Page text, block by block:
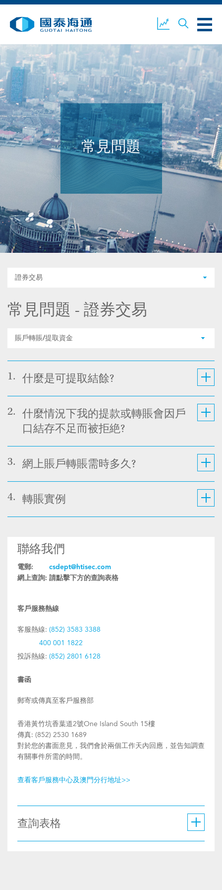
業務概覽 公司新聞
環境、社會及企業管治 國泰海通證券 聯絡我們
常見問題
證券交易
常見問題 - 證券交易
賬戶轉賬/提取資金
1. 什麼是可提取結餘?
2.
什麼情況下我的提款或轉賬會因戶
口結存不足而被拒絶?
3. 網上賬戶轉賬需時多久?
4. 轉賬實例
聯絡我們
電郵:
csdept@htisec.com
網上查詢: 請點擊下方的查詢表格
客戶服務熱線
客服熱線: (852) 3583 3388
400 001 1822
投訴熱線: (852) 2801 6128
書函
郵寄或傳真至客戶服務部
香港黃竹坑香葉道2號One Island South 15樓
傳真: (852) 2530 1689
對於您的書面意見，我們會於兩個工作天內回應，並告知調查
有關事件所需的時間。
查看客戶服務中心及澳門分行地址>>
查詢表格